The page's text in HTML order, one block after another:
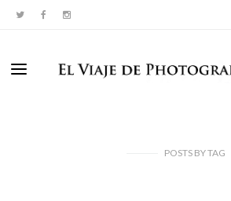
POSTS BYTAG